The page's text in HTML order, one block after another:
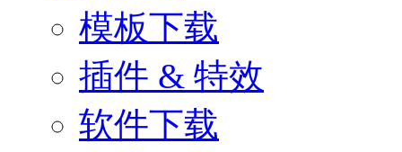
模板下载
插件 & 特效
软件下载